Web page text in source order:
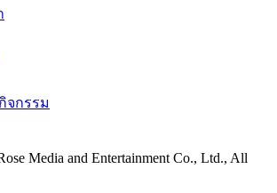
จกรรม
Media and Entertainment Co., Ltd., All